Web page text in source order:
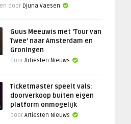
door Djuna Vaesen
Guus Meeuwis met ‘Tour van
Twee’ naar Amsterdam en
Groningen
door Artiesten Nieuws
Ticketmaster speelt vals:
doorverkoop buiten eigen
platform onmogelijk
door Artiesten Nieuws